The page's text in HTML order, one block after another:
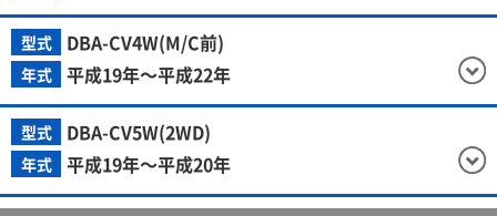
型式 DBA-CV4W(M/C前)
年式 平成19年～平成22年
型式 DBA-CV5W(2WD)
年式 平成19年～平成20年